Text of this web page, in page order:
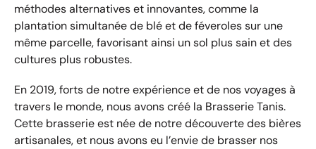
méthodes alternatives et innovantes, comme la
plantation simultanée de blé et de féveroles sur une
même parcelle, favorisant ainsi un sol plus sain et des
cultures plus robustes.
En 2019, forts de notre expérience et de nos voyages à
travers le monde, nous avons créé la Brasserie Tanis.
Cette brasserie est née de notre découverte des bières
artisanales, et nous avons eu l’envie de brasser nos